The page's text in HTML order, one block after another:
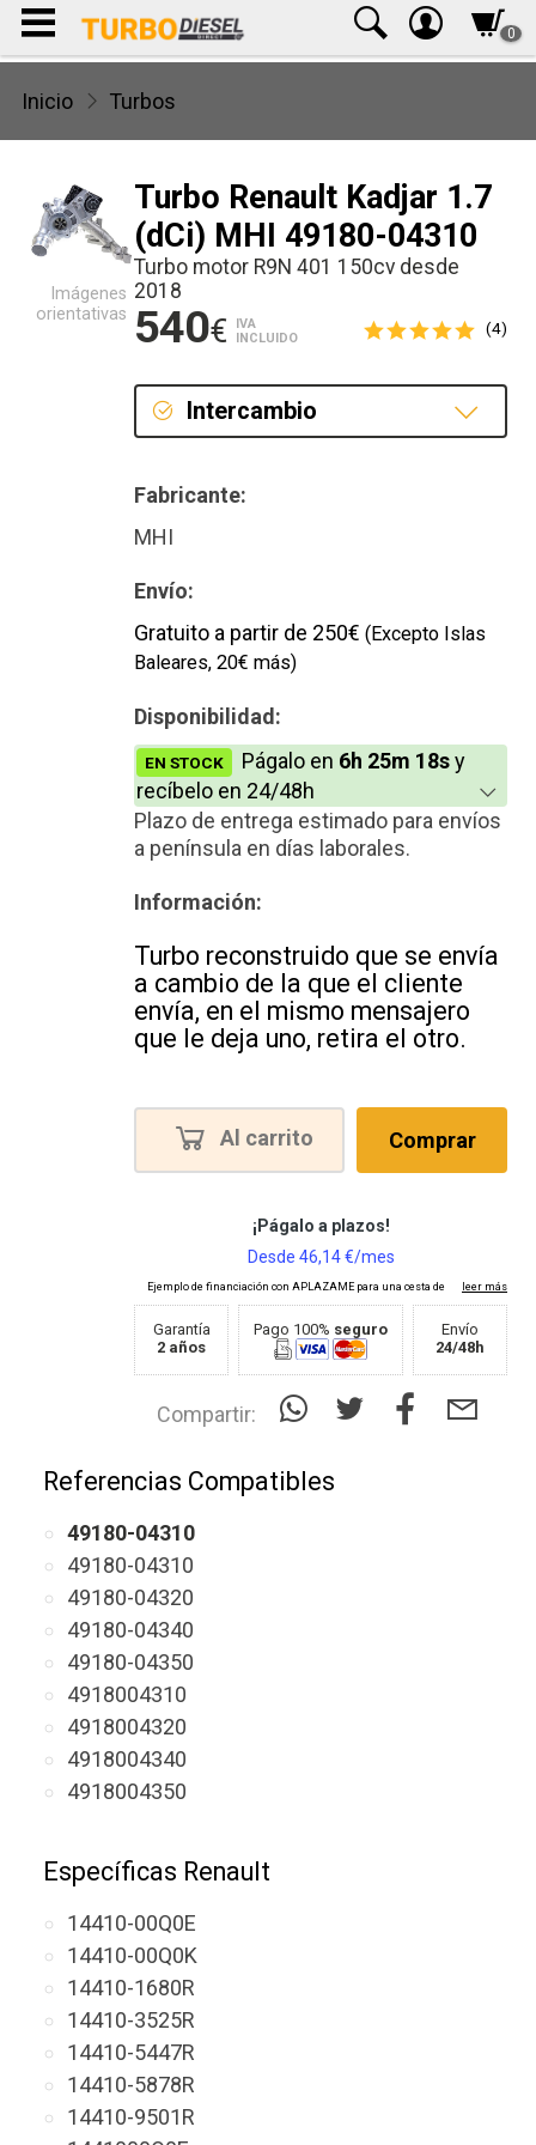
0
Inicio Turbos
Turbo Renault Kadjar 1.7
(dCi) MHI 49180-04310
Turbo motor R9N 401 150cv desde
2018
540€
IVA
INCLUIDO
(4)
Intercambio
Fabricante:
MHI
Envío:
Gratuito a partir de 250€ (Excepto Islas
Baleares, 20€ más)
Disponibilidad:
EN STOCK Págalo en 6h 25m 18sy
recíbelo en 24/48h
Plazo de entrega estimado para envíos
a península en días laborales.
Información:
Turbo reconstruido que se envía
a cambio de la que el cliente
envía, en el mismo mensajero
que le deja uno, retira el otro.
Al carrito Comprar
Garantía
2 años
Pago 100% seguro
Envío
24/48h
Compartir:
Imágenes
orientativas
Referencias Compatibles
49180-04310
49180-04310
49180-04320
49180-04340
49180-04350
4918004310
4918004320
4918004340
4918004350
Específicas Renault
14410-00Q0E
14410-00Q0K
14410-1680R
14410-3525R
14410-5447R
14410-5878R
14410-9501R